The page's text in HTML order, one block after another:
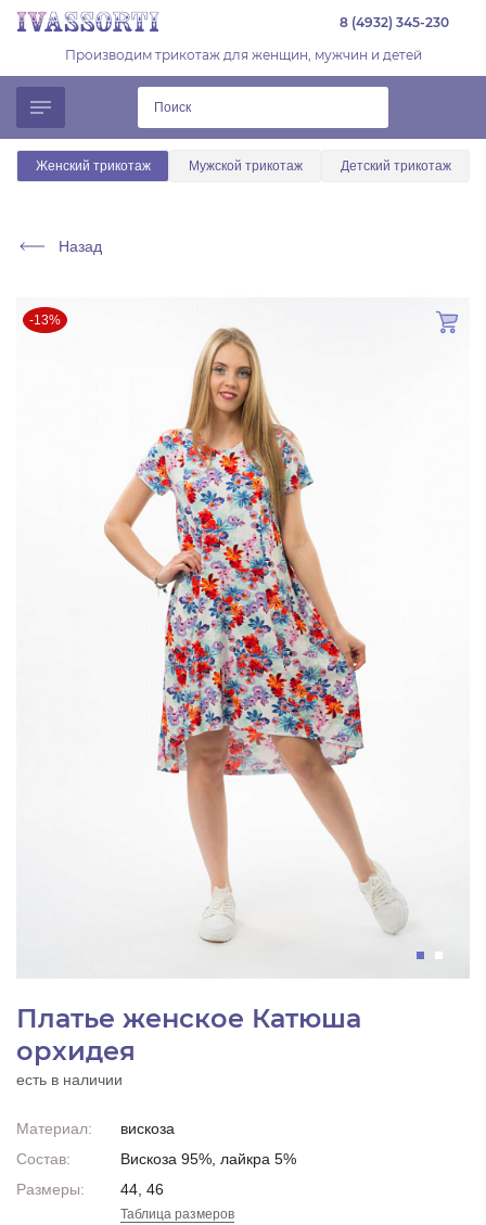
8 (4932) 345-230
Производим трикотаж для женщин, мужчин и детей
Женский трикотаж Мужской трикотаж Детский трикотаж
Назад
-13%
Платье женское Катюша
орхидея
есть в наличии
Материал:
вискоза
Состав:
Вискоза 95%, лайкра 5%
Размеры:
44, 46
Таблица размеров